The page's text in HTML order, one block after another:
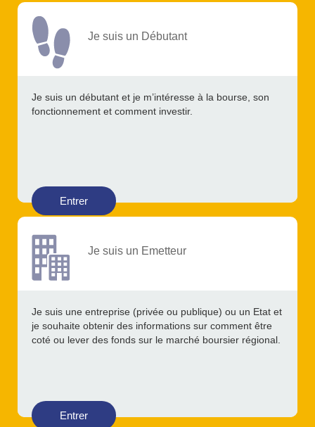
Je suis un Débutant
Je suis un débutant et je m’intéresse à la bourse, son
fonctionnement et comment investir.
Entrer
Je suis un Emetteur
Je suis une entreprise (privée ou publique) ou un Etat et
je souhaite obtenir des informations sur comment être
coté ou lever des fonds sur le marché boursier régional.
Entrer